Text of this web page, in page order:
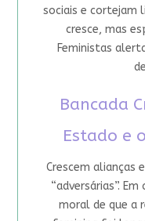
sociais e cortejam
cresce, mas
Feministas
Bancada
Estado e
Crescem alianças
“adversárias”.
moral de que a